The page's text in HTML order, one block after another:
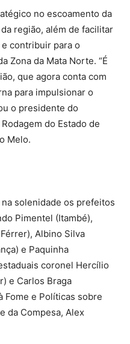
no escoamento da
região, além de facilitar
contribuir para o
Zona da Mata Norte. “É
que agora conta com
para impulsionar o
o presidente do
do Estado de
Melo.
solenidade os prefeitos
Pimentel (Itambé),
Albino Silva
e Paquinha
coronel Hercílio
e Carlos Braga
Fome e Políticas sobre
da Compesa, Alex